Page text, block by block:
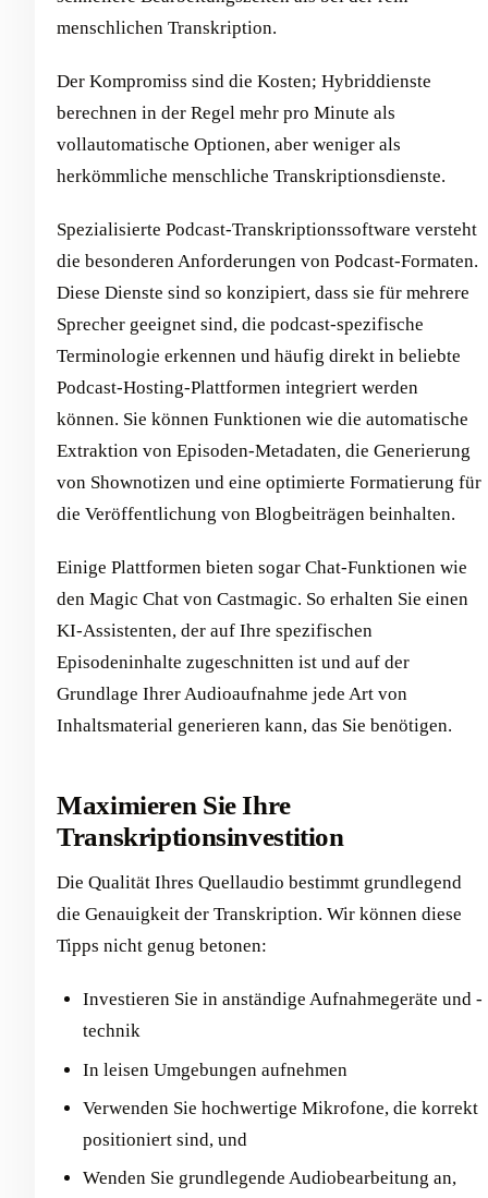
menschlichen Transkription.
Der Kompromiss sind die Kosten; Hybriddienste
berechnen in der Regel mehr pro Minute als
vollautomatische Optionen, aber weniger als
herkömmliche menschliche Transkriptionsdienste.
Spezialisierte Podcast-Transkriptionssoftware versteht
die besonderen Anforderungen von Podcast-Formaten.
Diese Dienste sind so konzipiert, dass sie für mehrere
Sprecher geeignet sind, die podcast-spezifische
Terminologie erkennen und häufig direkt in beliebte
Podcast-Hosting-Plattformen integriert werden
können. Sie können Funktionen wie die automatische
Extraktion von Episoden-Metadaten, die Generierung
von Shownotizen und eine optimierte Formatierung für
die Veröffentlichung von Blogbeiträgen beinhalten.
Einige Plattformen bieten sogar Chat-Funktionen wie
den Magic Chat von Castmagic. So erhalten Sie einen
KI-Assistenten, der auf Ihre spezifischen
Episodeninhalte zugeschnitten ist und auf der
Grundlage Ihrer Audioaufnahme jede Art von
Inhaltsmaterial generieren kann, das Sie benötigen.
Maximieren Sie Ihre
Transkriptionsinvestition
Die Qualität Ihres Quellaudio bestimmt grundlegend
die Genauigkeit der Transkription. Wir können diese
Tipps nicht genug betonen:
Investieren Sie in anständige Aufnahmegeräte und -
technik
In leisen Umgebungen aufnehmen
Verwenden Sie hochwertige Mikrofone, die korrekt
positioniert sind, und
Wenden Sie grundlegende Audiobearbeitung an,